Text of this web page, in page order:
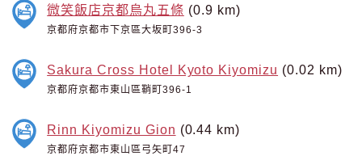
微笑飯店京都烏丸五條 (0.9 km)
京都府京都市下京區大坂町396-3
Sakura Cross Hotel Kyoto Kiyomizu (0.02 km)
京都府京都市東山區鞘町396-1
Rinn Kiyomizu Gion (0.44 km)
京都府京都市東山區弓矢町47